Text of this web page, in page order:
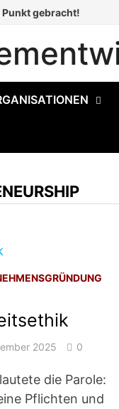
Punkt gebracht!
2025 0
die Parole:
Pflichten und